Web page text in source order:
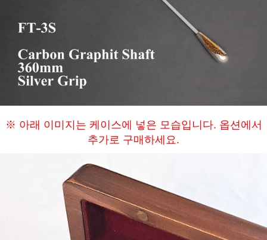
※ 아래 이미지는 케이스에 넣은 모습입니다. 옵션에서
추가로 구매하세요.